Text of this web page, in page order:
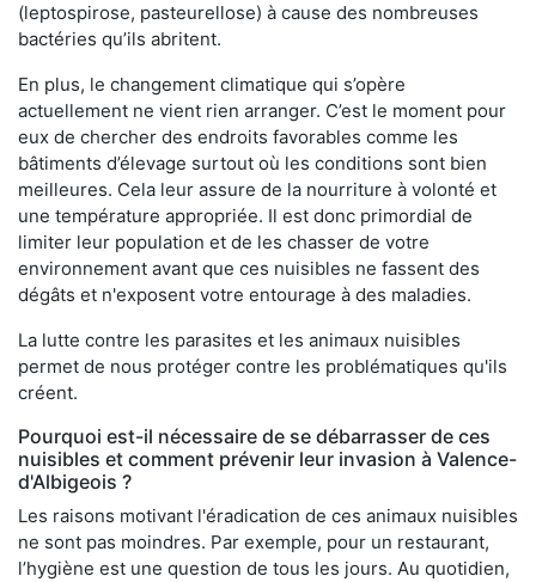
(leptospirose, pasteurellose) à cause des nombreuses
bactéries qu’ils abritent.
En plus, le changement climatique qui s’opère
actuellement ne vient rien arranger. C’est le moment pour
eux de chercher des endroits favorables comme les
bâtiments d’élevage surtout où les conditions sont bien
meilleures. Cela leur assure de la nourriture à volonté et
une température appropriée. Il est donc primordial de
limiter leur population et de les chasser de votre
environnement avant que ces nuisibles ne fassent des
dégâts et n'exposent votre entourage à des maladies.
La lutte contre les parasites et les animaux nuisibles
permet de nous protéger contre les problématiques qu'ils
créent.
Pourquoi est-il nécessaire de se débarrasser de ces
nuisibles et comment prévenir leur invasion à Valence-
d'Albigeois ?
Les raisons motivant l'éradication de ces animaux nuisibles
ne sont pas moindres. Par exemple, pour un restaurant,
l’hygiène est une question de tous les jours. Au quotidien,